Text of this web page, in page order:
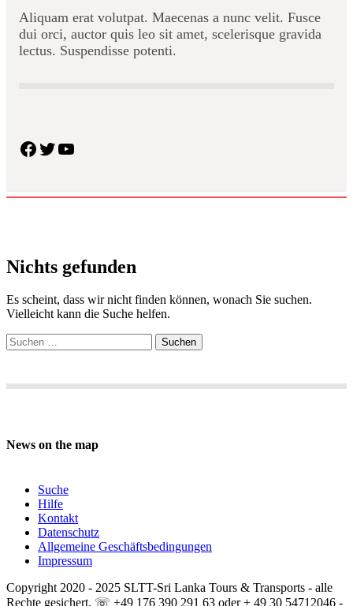
Aliquam erat volutpat. Maecenas a nunc velit. Fusce
dui orci, auctor quis leo sit amet, scelerisque gravida
lectus. Suspendisse potenti.
Facebook Twitter YouTube
Nichts gefunden
Es scheint, dass wir nicht finden können, wonach Sie suchen.
Vielleicht kann die Suche helfen.
Suche
nach:
News on the map
Suche
Hilfe
Kontakt
Datenschutz
Allgemeine Geschäftsbedingungen
Impressum
Copyright 2020 - 2025 SLTT-Sri Lanka Tours & Transports - alle
Rechte gesichert. ☏ +49 176 390 291 63 oder + 49 30 54712046 -